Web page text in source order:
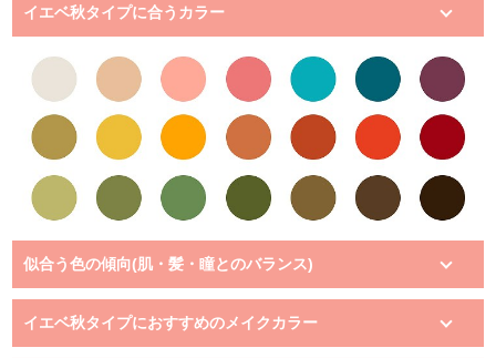
イエベ秋タイプに合うカラー
似合う色の傾向(肌・髪・瞳とのバランス)
イエベ秋タイプにおすすめのメイクカラー